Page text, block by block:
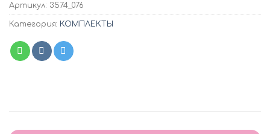
Артикул: 3574_076
Категория: КОМПЛЕКТЫ